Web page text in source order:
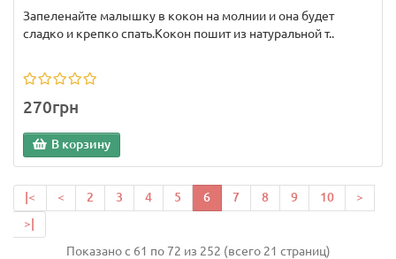
Запеленайте малышку в кокон на молнии и она будет
сладко и крепко спать.Кокон пошит из натуральной т..
270грн
В корзину
|< < 2 3 4 5 6 7 8 9 10
>
>|
Показано с 61 по 72 из 252 (всего 21 страниц)